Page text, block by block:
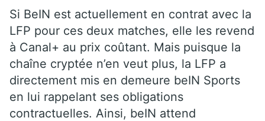
Si BeIN est actuellement en contrat avec la
LFP pour ces deux matches, elle les revend
à Canal+ au prix coûtant. Mais puisque la
chaîne cryptée n’en veut plus, la LFP a
directement mis en demeure beIN Sports
en lui rappelant ses obligations
contractuelles. Ainsi, beIN attend